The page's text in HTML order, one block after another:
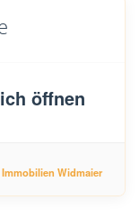
öffnen
Immobilien Widmaier